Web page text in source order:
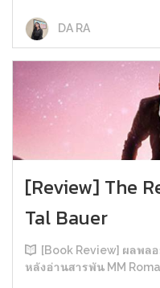
DA RA
[Review] The
Tal Bauer
[Book Review] ผลพล
หลังอ่านสารพัน MM